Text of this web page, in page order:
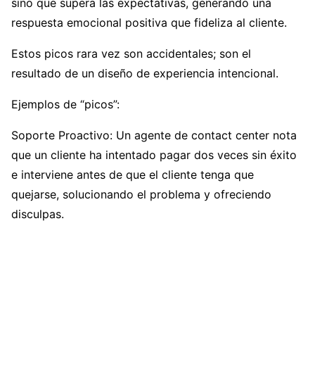
sino que supera las expectativas, generando una
respuesta emocional positiva que fideliza al cliente.
Estos picos rara vez son accidentales; son el
resultado de un diseño de experiencia intencional.
Ejemplos de “picos”:
Soporte Proactivo: Un agente de contact center nota
que un cliente ha intentado pagar dos veces sin éxito
e interviene antes de que el cliente tenga que
quejarse, solucionando el problema y ofreciendo
disculpas.